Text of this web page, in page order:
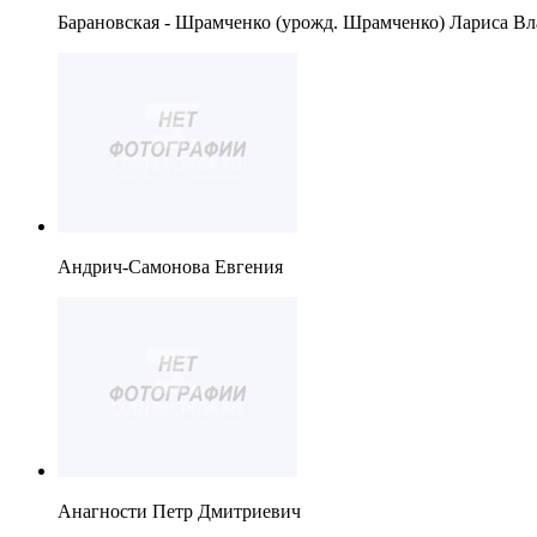
Барановская - Шрамченко (урожд. Шрамченко) Лариса
Андрич-Самонова Евгения
Анагности Петр Дмитриевич